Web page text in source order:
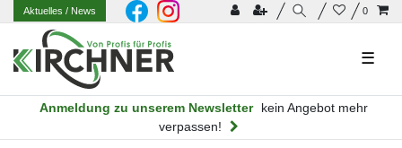
0
Aktuelles/ News
☰
Anmeldung zu unserem Newsletter
kein Angebot mehr
verpassen!